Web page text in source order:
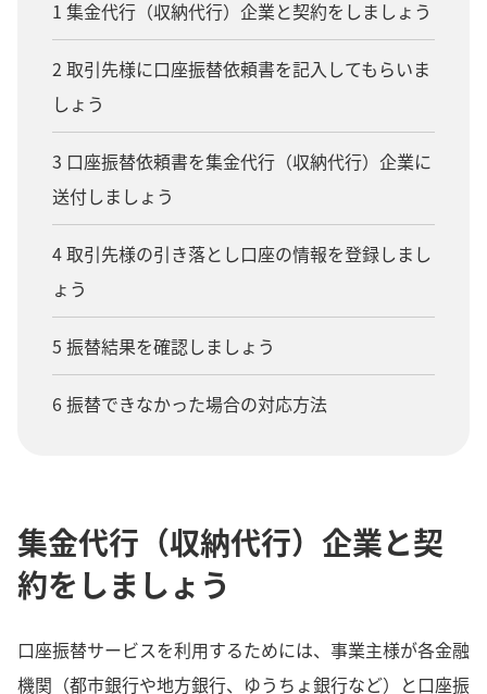
1 集金代行（収納代行）企業と契約をしましょう
2 取引先様に口座振替依頼書を記入してもらいま
しょう
3 口座振替依頼書を集金代行（収納代行）企業に
送付しましょう
4 取引先様の引き落とし口座の情報を登録しまし
ょう
5 振替結果を確認しましょう
6 振替できなかった場合の対応方法
集金代行（収納代行）企業と契
約をしましょう
口座振替サービスを利用するためには、事業主様が各金融
機関（都市銀行や地方銀行、ゆうちょ銀行など）と口座振